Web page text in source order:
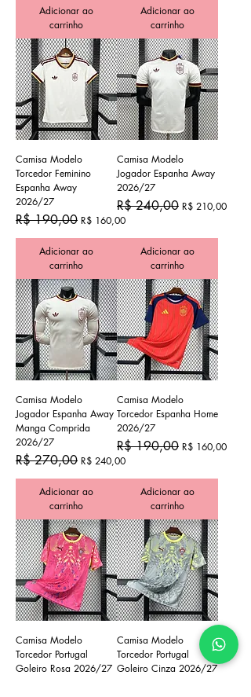
Adicionar ao
carrinho
Adicionar ao
carrinho
Camisa Modelo
Torcedor Feminino
Espanha Away
2026/27
Preço normal
R$ 190,00 Preço promocional
R$ 160,00
Adicionar ao
carrinho
Camisa Modelo
Jogador Espanha Away
2026/27
Preço normal
R$ 240,00 Preço
R$ 210,00
Adicionar ao
carrinho
Camisa Modelo
Jogador Espanha Away
Manga Comprida
2026/27
Preço normal
R$ 270,00 Preço promocional
R$ 240,00
Adicionar ao
carrinho
Camisa Modelo
Torcedor Espanha Home
2026/27
Preço normal
R$ 190,00 Preço
R$ 160,00
Adicionar ao
carrinho
Camisa Modelo
Torcedor Portugal
Goleiro Rosa 2026/27
Camisa Modelo
Torcedor Portugal
Goleiro Cinza 2026/27